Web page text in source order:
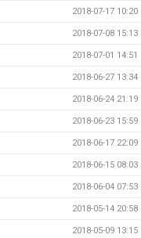
2018-07-17 10:20
2018-07-08 15:13
2018-07-01 14:51
2018-06-27 13:34
2018-06-24 21:19
2018-06-23 15:59
2018-06-17 22:09
2018-06-15 08:03
2018-06-04 07:53
2018-05-14 20:58
2018-05-09 13:15